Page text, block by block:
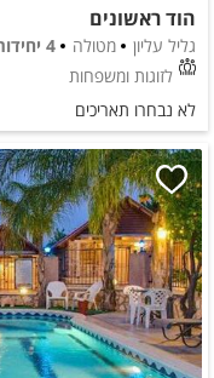
הוד ראשונים
גליל עליון מטולה
4 יחידות
לזוגות ומשפחות
לא נבחרו תאריכים